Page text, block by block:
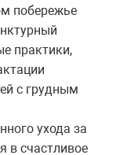
побережье
практики,
с грудным
ухода за
в счастливое